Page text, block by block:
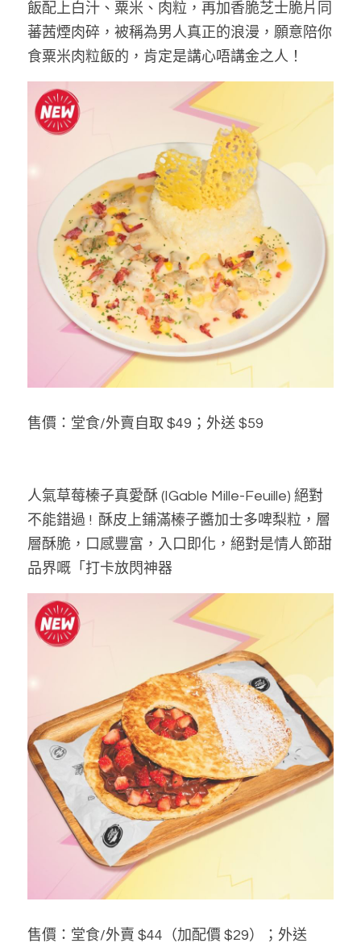
飯配上白汁、粟米、肉粒，再加香脆芝士脆片同
蕃茜煙肉碎，被稱為男人真正的浪漫，願意陪你
食粟米肉粒飯的，肯定是講心唔講金之人！
售價：堂食/外賣自取 $49；外送 $59
人氣草莓榛子真愛酥 (IGable Mille-Feuille) 絕對
不能錯過 !  酥皮上鋪滿榛子醬加士多啤梨粒，層
層酥脆，口感豐富，入口即化，絕對是情人節甜
品界嘅「打卡放閃神器
售價：堂食/外賣 $44（加配價 $29）；外送